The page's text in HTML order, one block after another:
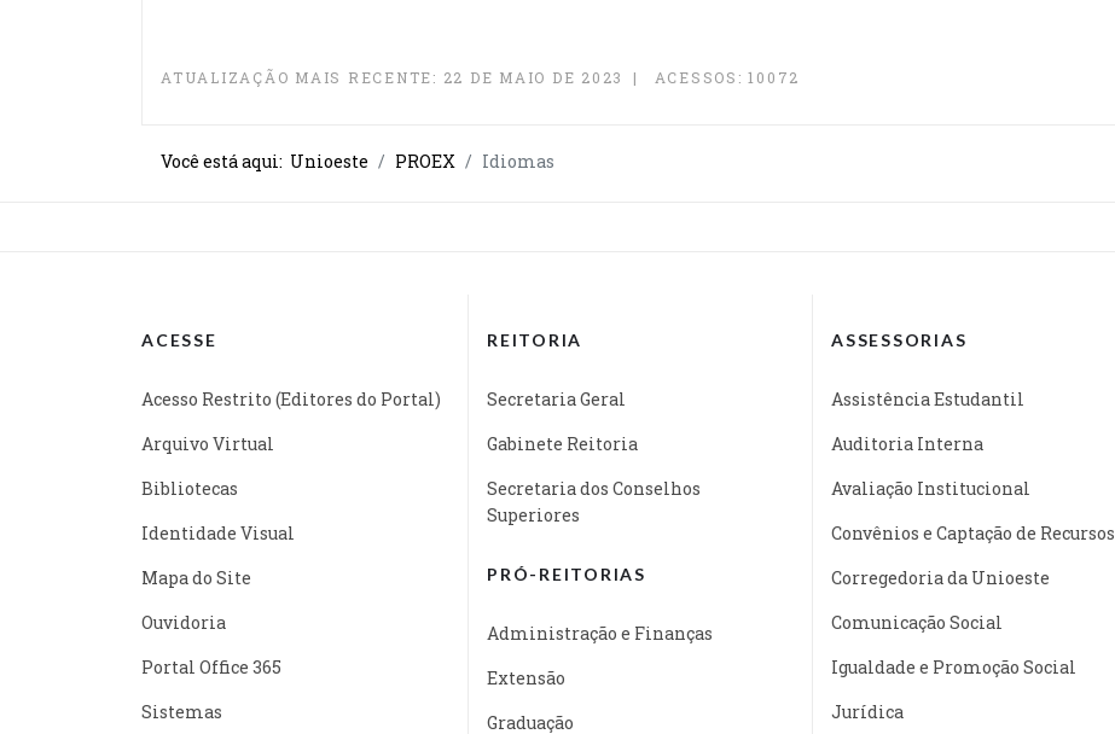
ATUALIZAÇÃO MAIS RECENTE: 22 DE MAIO DE 2023 ACESSOS: 10072
Você está aqui: Unioeste PROEX Idiomas
ACESSE
Acesso Restrito (Editores do Portal)
Arquivo Virtual
Bibliotecas
Identidade Visual
Mapa do Site
Ouvidoria
Portal Office 365
Sistemas
REITORIA
Secretaria Geral
Gabinete Reitoria
Secretaria dos Conselhos
Superiores
PRÓ-REITORIAS
Administração e Finanças
Extensão
Graduação
ASSESSORIAS
Assistência Estudantil
Auditoria Interna
Avaliação Institucional
Convênios e Captação de Recursos
Corregedoria da Unioeste
Comunicação Social
Igualdade e Promoção Social
Jurídica